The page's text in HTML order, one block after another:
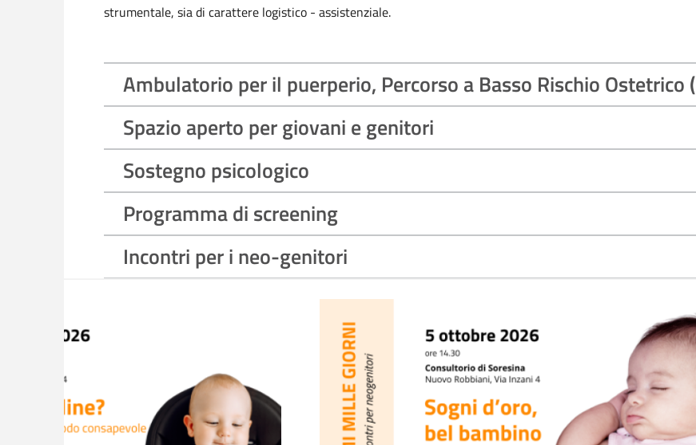
strumentale, sia di carattere logistico - assistenziale.
Ambulatorio per il puerperio, Percorso a Basso Rischio Ostetrico
Spazio aperto per giovani e genitori
Sostegno psicologico
Programma di screening
Incontri per i neo-genitori